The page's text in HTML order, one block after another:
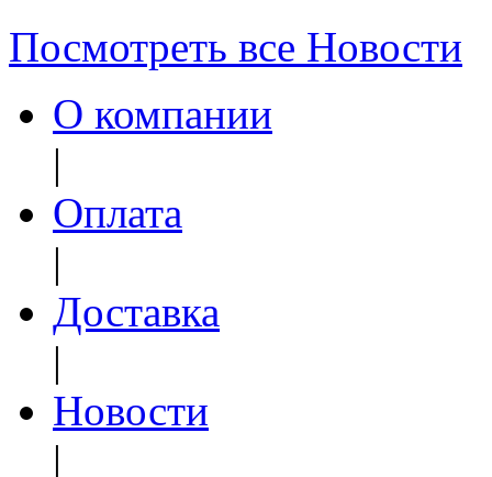
Посмотреть все Новости
О компании
|
Оплата
|
Доставка
|
Новости
|